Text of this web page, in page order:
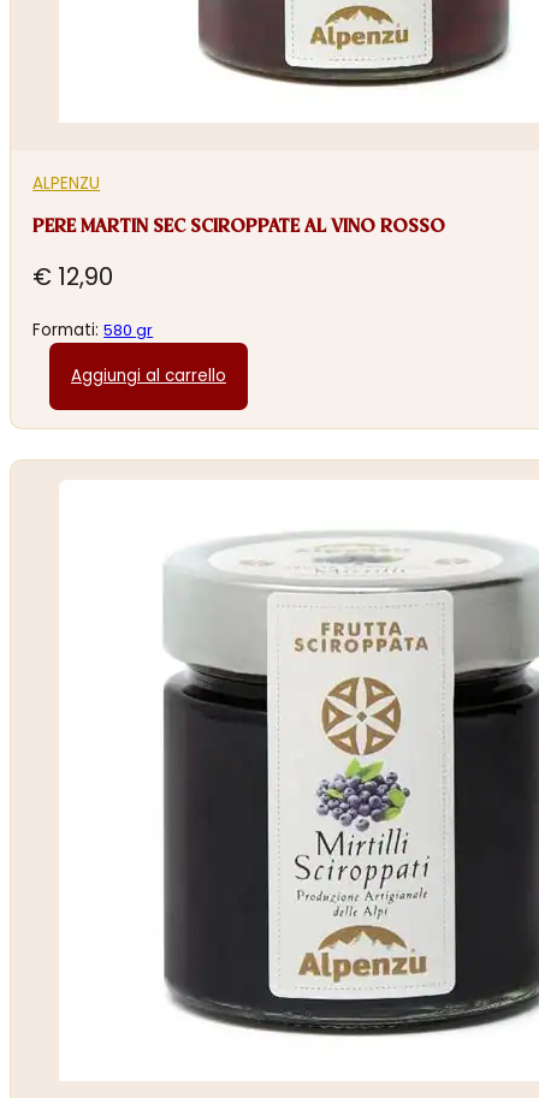
ALPENZU
PERE MARTIN SEC SCIROPPATE AL VINO ROSSO
€ 12,90
Formati:580 gr
Aggiungi al carrello